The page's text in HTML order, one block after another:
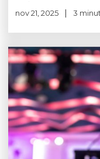
nov 21, 2025 3